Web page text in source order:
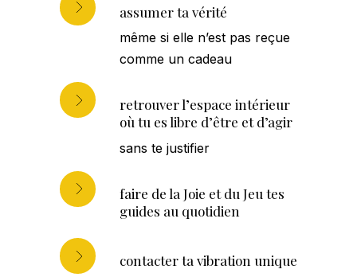
assumer ta vérité
même si elle n’est pas reçue
comme un cadeau
retrouver l’espace intérieur
où tu es libre d’être et d’agir
sans te justifier
faire de la Joie et du Jeu tes
guides au quotidien
contacter ta vibration unique